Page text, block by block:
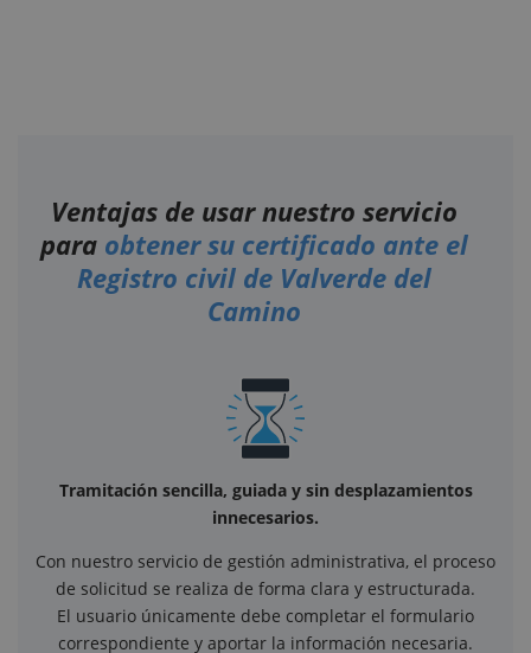
Ventajas de usar nuestro servicio
para obtener su certificado ante el
Registro civil de Valverde del
Camino
Tramitación sencilla, guiada y sin desplazamientos
innecesarios.
Con nuestro servicio de gestión administrativa, el proceso
de solicitud se realiza de forma clara y estructurada.
El usuario únicamente debe completar el formulario
correspondiente y aportar la información necesaria.